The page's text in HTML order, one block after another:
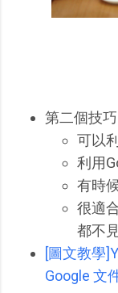
第二個技
可以
利用
有時
很適
都不
[圖文教學
Google 文